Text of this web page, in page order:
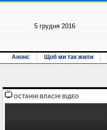
5 грудня 2016
Анонс Щоб ми так жили
ОСТАННI ВЛАСНI ВIДЕО